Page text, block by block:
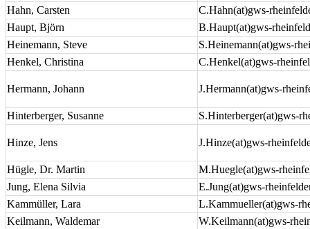
Hahn, Carsten
C.Hahn(at)gws-
Haupt, Björn
B.Haupt(at)gws-
Heinemann, Steve
S.Heinemann(at)gws-
Henkel, Christina
C.Henkel(at)gws-
Hermann, Johann J.Hermann(at)gws-
Hinterberger, Susanne S.Hinterberger(at)gws-
Hinze, Jens J.Hinze(at)gws-
Hügle, Dr. Martin
M.Huegle(at)gws-
Jung, Elena Silvia
E.Jung(at)gws-
Kammüller, Lara
L.Kammueller(at)gws-
Keilmann, Waldemar
W.Keilmann(at)gws-